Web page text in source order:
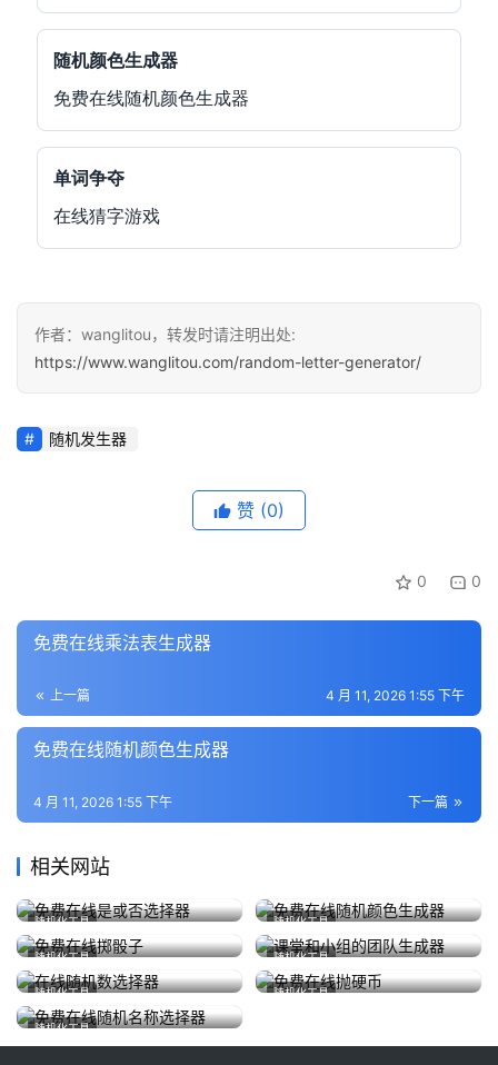
随机颜色生成器
免费在线随机颜色生成器
单词争夺
在线猜字游戏
作者：wanglitou，转发时请注明出处:
https://www.wanglitou.com/random-letter-generator/
随机发生器
赞 (0)
0 0
免费在线乘法表生成器
上一篇 4 月 11, 2026 1:55 下午
免费在线随机颜色生成器
下一篇
4 月 11, 2026 1:55 下午
相关网站
免费在线是或否选择器
4 月 10, 2026 222
随机化工具 免费在线随机颜色生成器
4 月 11, 2026 214
随机化工具
免费在线掷骰子
4 月 10, 2026 190
随机化工具 课堂和小组的团队生成器
4 月 9, 2026 206
随机化工具
在线随机数选择器
4 月 9, 2026 238
随机化工具 免费在线抛硬币
4 月 10, 2026 219
随机化工具
免费在线随机名称选择器
4 月 10, 2026 215
随机化工具